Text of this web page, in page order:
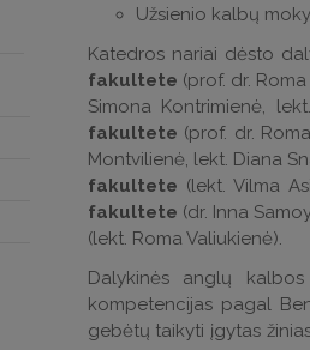
Užsienio kalbų
Katedros nariai dėsto
fakultete (prof. dr.
Simona Kontrimienė,
fakultete (prof. dr.
Montvilienė, lekt. Diana
fakultete (lekt. Vilma
fakultete (dr. Inna
(lekt. Roma Valiukienė).
Dalykinės anglų
kompetencijas pagal
gebėtų taikyti įgytas